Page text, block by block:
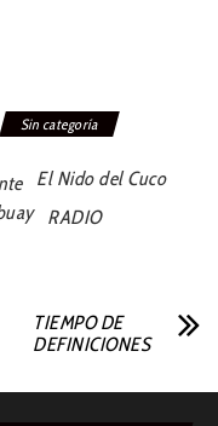
Sin categoría
El Nido del Cuco
RADIO
TIEMPO DE
DEFINICIONES